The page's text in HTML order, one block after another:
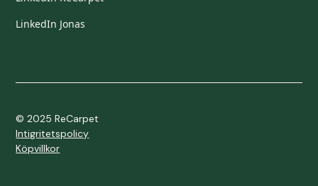
LinkedIn Jonas
© 2025 ReCarpet
Intigritetspolicy
Köpvillkor